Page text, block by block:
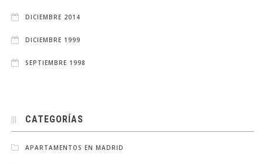
DICIEMBRE 2014
DICIEMBRE 1999
SEPTIEMBRE 1998
CATEGORÍAS
APARTAMENTOS EN MADRID